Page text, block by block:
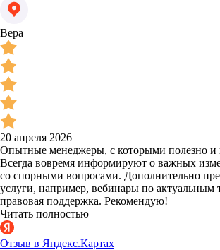
Вера
20 апреля 2026
Опытные менеджеры, с которыми полезно и
Всегда вовремя информируют о важных
со спорными вопросами. Дополнительно
услуги, например, вебинары по актуальным
правовая поддержка. Рекомендую!
Читать полностью
Отзыв в Яндекс.Картах